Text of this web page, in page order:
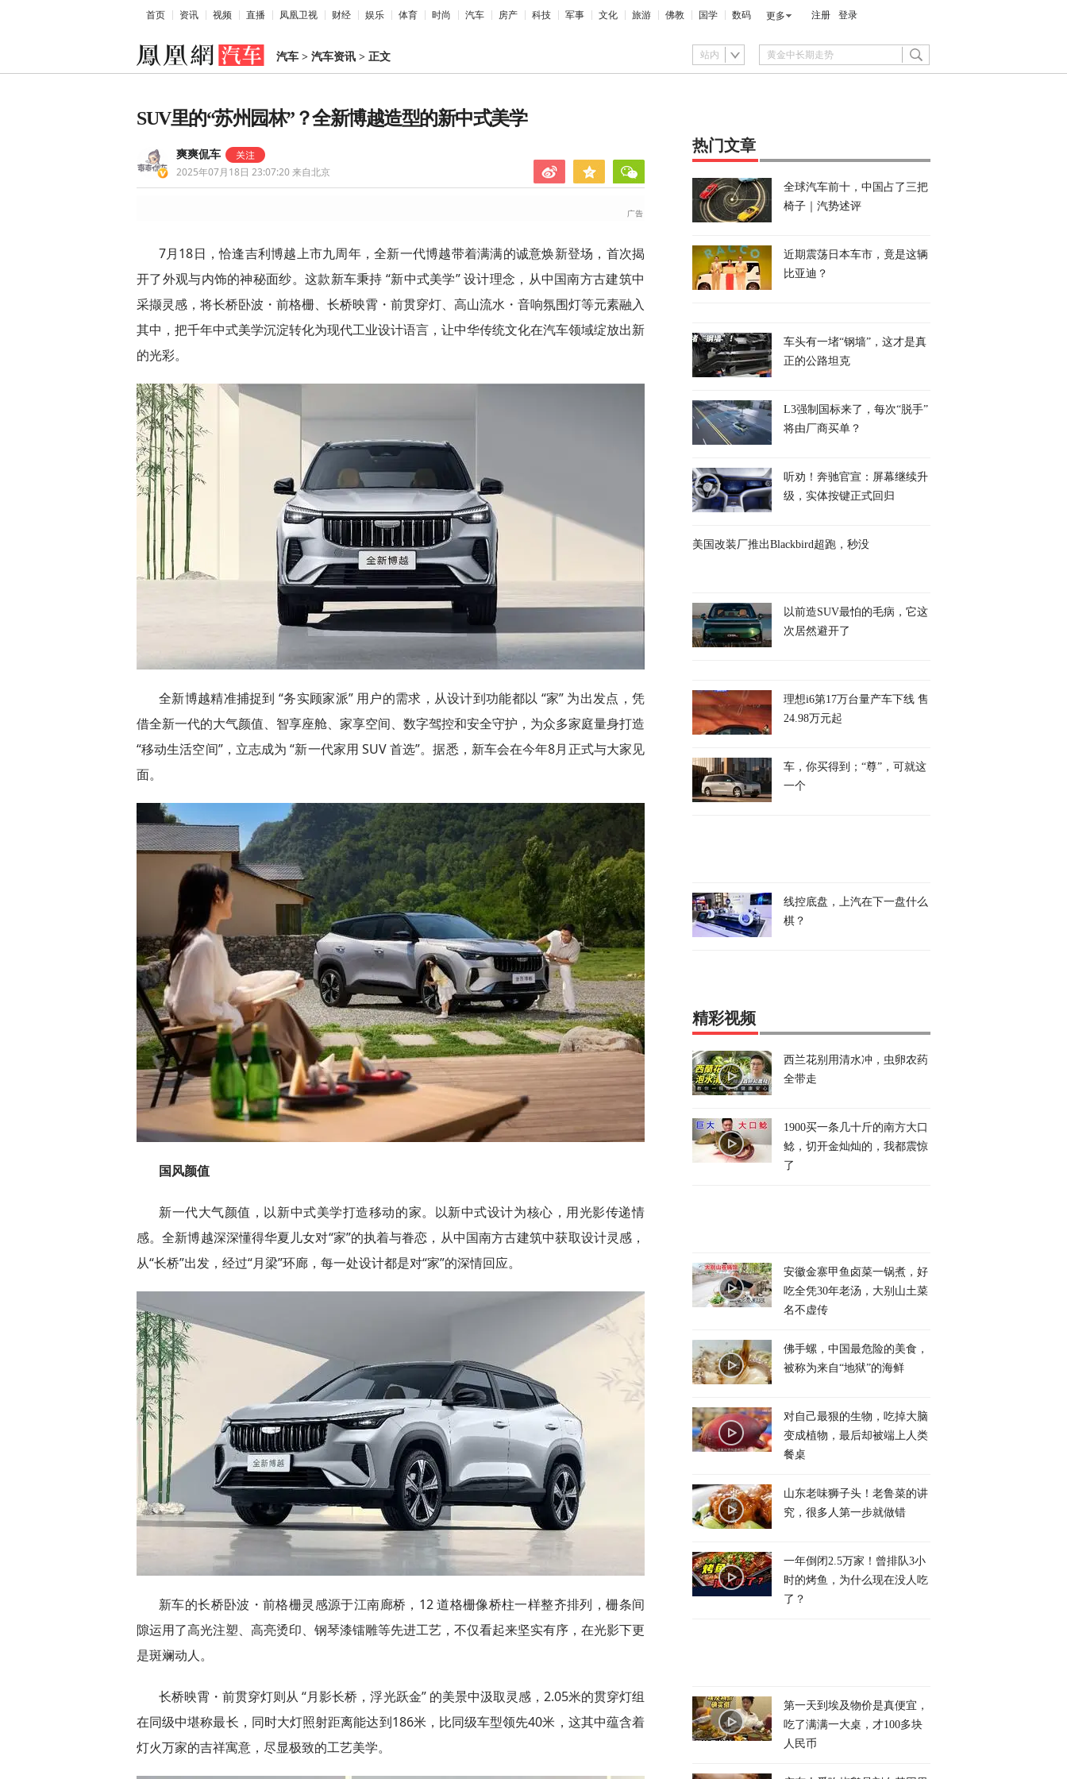
首页 资讯 视频 直播 凤凰卫视 财经 娱乐 体育 时尚 汽车 房产 科技 军事 文化 旅游 佛教 国学 数码 更多 注册 登录
汽车 > 汽车资讯 > 正文 站内
SUV里的“苏州园林”？全新博越造型的新中式美学
爽爽侃车
2025年07月18日 23:07:20来自北京
7月18日，恰逢吉利博越上市九周年，全新一代博越带着满满的诚意焕新登场，首次揭
开了外观与内饰的神秘面纱。这款新车秉持 “新中式美学” 设计理念，从中国南方古建筑中
采撷灵感，将长桥卧波・前格栅、长桥映霄・前贯穿灯、高山流水・音响氛围灯等元素融入
其中，把千年中式美学沉淀转化为现代工业设计语言，让中华传统文化在汽车领域绽放出新
的光彩。​
全新博越精准捕捉到 “务实顾家派” 用户的需求，从设计到功能都以 “家” 为出发点，凭
借全新一代的大气颜值、智享座舱、家享空间、数字驾控和安全守护，为众多家庭量身打造
“移动生活空间”，立志成为 “新一代家用 SUV 首选”。据悉，新车会在今年8月正式与大家见
面。​
国风颜值
新一代大气颜值，以新中式美学打造移动的家。以新中式设计为核心，用光影传递情
感。全新博越深深懂得华夏儿女对“家”的执着与眷恋，从中国南方古建筑中获取设计灵感，
从“长桥”出发，经过“月梁”环廊，每一处设计都是对“家”的深情回应。​
新车的长桥卧波・前格栅灵感源于江南廊桥，12 道格栅像桥柱一样整齐排列，栅条间
隙运用了高光注塑、高亮烫印、钢琴漆镭雕等先进工艺，不仅看起来坚实有序，在光影下更
是斑斓动人。​
长桥映霄・前贯穿灯则从 “月影长桥，浮光跃金” 的美景中汲取灵感，2.05米的贯穿灯组
在同级中堪称最长，同时大灯照射距离能达到186米，比同级车型领先40米，这其中蕴含着
灯火万家的吉祥寓意，尽显极致的工艺美学。​
热门文章
全球汽车前十，中国占了三把
椅子｜汽势述评
近期震荡日本车市，竟是这辆
比亚迪？
车头有一堵“钢墙”，这才是真
正的公路坦克
L3强制国标来了，每次“脱手”
将由厂商买单？
听劝！奔驰官宣：屏幕继续升
级，实体按键正式回归
美国改装厂推出Blackbird超跑，秒没
以前造SUV最怕的毛病，它这
次居然避开了
理想i6第17万台量产车下线 售
24.98万元起
车，你买得到；“尊”，可就这
一个
线控底盘，上汽在下一盘什么
棋？
精彩视频
西兰花别用清水冲，虫卵农药
全带走
1900买一条几十斤的南方大口
鲶，切开金灿灿的，我都震惊
了
安徽金寨甲鱼卤菜一锅煮，好
吃全凭30年老汤，大别山土菜
名不虚传
佛手螺，中国最危险的美食，
被称为来自“地狱”的海鲜
对自己最狠的生物，吃掉大脑
变成植物，最后却被端上人类
餐桌
山东老味狮子头！老鲁菜的讲
究，很多人第一步就做错
一年倒闭2.5万家！曾排队3小
时的烤鱼，为什么现在没人吃
了？
第一天到埃及物价是真便宜，
吃了满满一大桌，才100多块
人民币